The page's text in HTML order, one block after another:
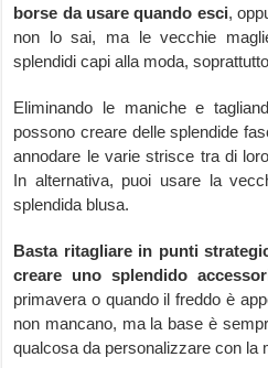
borse da usare quando esci,
non lo sai, ma le vecchie
splendidi capi alla moda,
Eliminando le maniche e
possono creare delle splendide
annodare le varie strisce tra di
In alternativa, puoi usare la
splendida blusa.
Basta ritagliare in punti
creare uno splendido
primavera o quando il freddo è
non mancano, ma la base è
qualcosa da personalizzare con la